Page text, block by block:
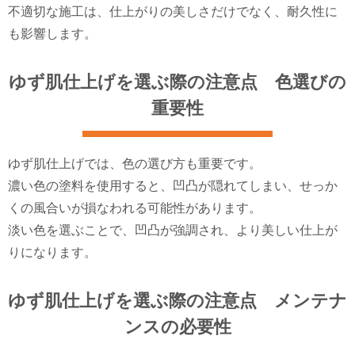
不適切な施工は、仕上がりの美しさだけでなく、耐久性に
も影響します。
ゆず肌仕上げを選ぶ際の注意点 色選びの
重要性
ゆず肌仕上げでは、色の選び方も重要です。
濃い色の塗料を使用すると、凹凸が隠れてしまい、せっか
くの風合いが損なわれる可能性があります。
淡い色を選ぶことで、凹凸が強調され、より美しい仕上が
りになります。
ゆず肌仕上げを選ぶ際の注意点 メンテナ
ンスの必要性